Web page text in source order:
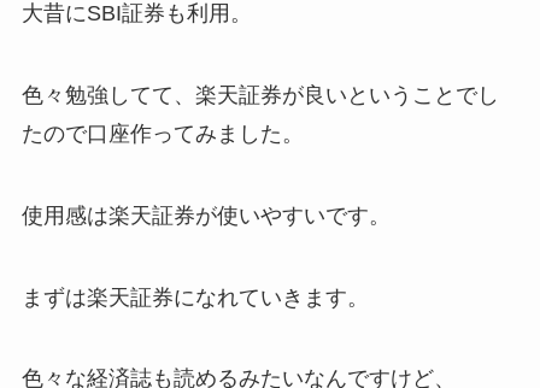
大昔にSBI証券も利用。
色々勉強してて、楽天証券が良いということでし
たので口座作ってみました。
使用感は楽天証券が使いやすいです。
まずは楽天証券になれていきます。
色々な経済誌も読めるみたいなんですけど、